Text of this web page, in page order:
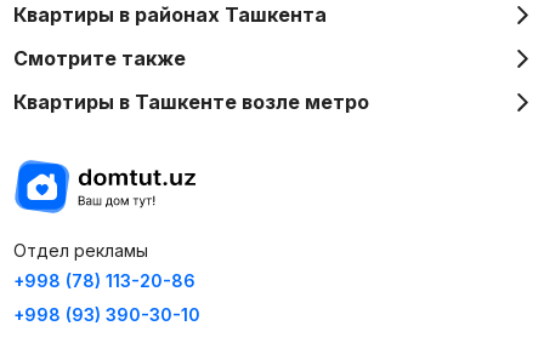
Квартиры в районах Ташкента
Смотрите также
Квартиры в Ташкенте возле метро
Отдел рекламы
+998 (78) 113-20-86
+998 (93) 390-30-10